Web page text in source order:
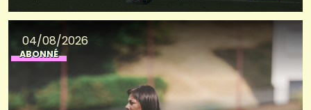
04/08/2026
ABONNÉ